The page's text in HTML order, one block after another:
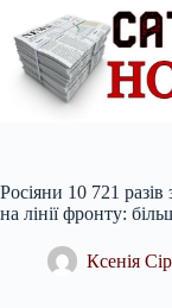
вмісту
Росіяни 10 721
на лінії фронту:
Ксенія